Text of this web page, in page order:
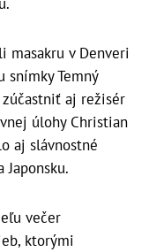
masakru v Denveri
Temný
aj režisér
úlohy Christian
aj slávnostné
večer
ktorými